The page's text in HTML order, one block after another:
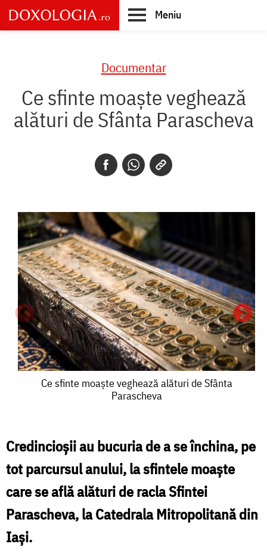
Skip
to
main
Meniu
Documentar
Ce sfinte moaște veghează
alături de Sfânta Parascheva
veghează
alături
de
Sfânta
Parascheva
Ce sfinte moaște veghează alături de Sfânta
Parascheva
Credincioșii au bucuria de a se închina, pe
tot parcursul anului, la sfintele moaște
care se află alături de racla Sfintei
Parascheva, la Catedrala Mitropolitană din
Iași.